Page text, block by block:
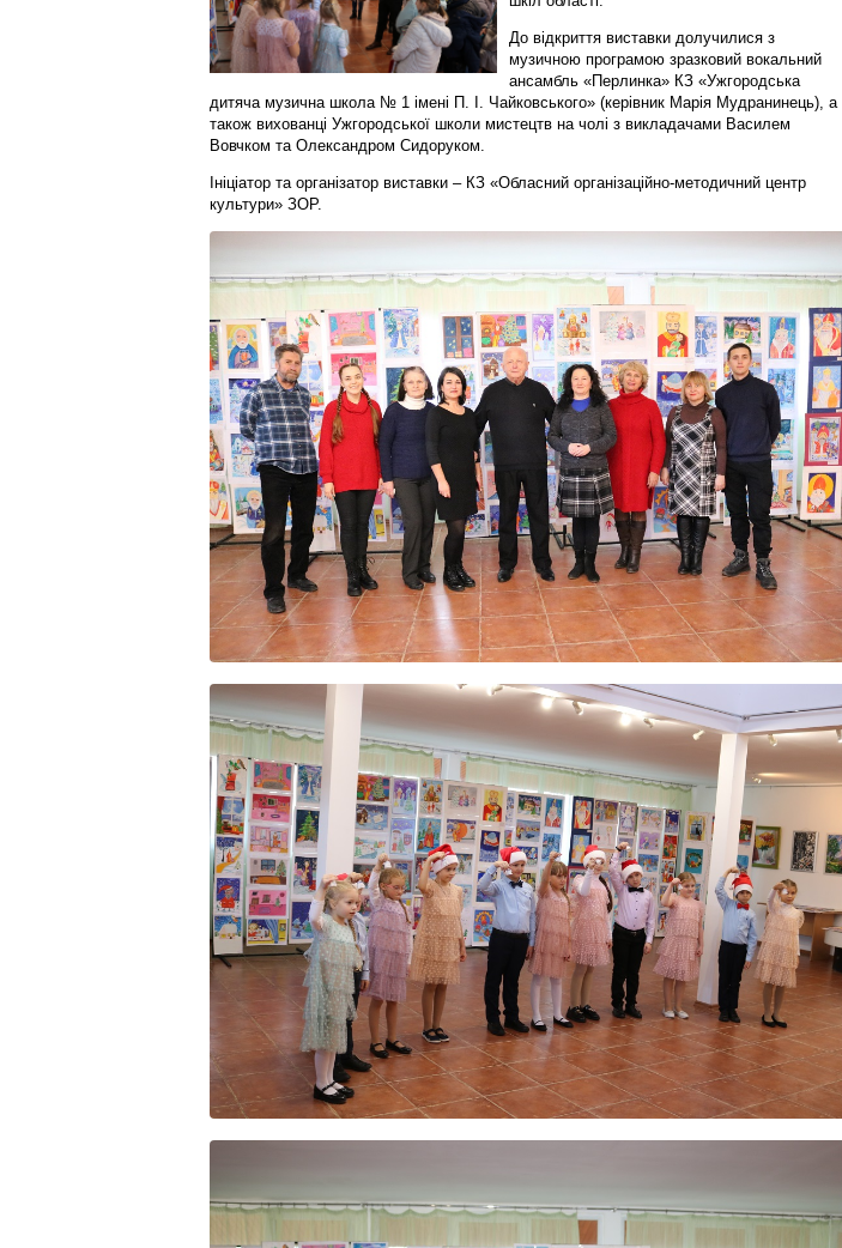
До відкриття виставки долучилися з
музичною програмою зразковий вокальний
ансамбль «Перлинка» КЗ «Ужгородська
дитяча музична школа № 1 імені П. І. Чайковського» (керівник Марія Мудранинець), а
також вихованці Ужгородської школи мистецтв на чолі з викладачами Василем
Вовчком та Олександром Сидоруком.
Ініціатор та організатор виставки – КЗ «Обласний організаційно-методичний центр
культури» ЗОР.